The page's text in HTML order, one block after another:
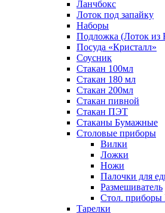
Ланчбокс
Лоток под запайку
Наборы
Подложка (Лоток
Посуда «Кристалл»
Соусник
Стакан 100мл
Стакан 180 мл
Стакан 200мл
Стакан пивной
Стакан ПЭТ
Стаканы Бумажные
Столовые приборы
Вилки
Ложки
Ножи
Палочки для
Размешиватель
Стол.
Тарелки